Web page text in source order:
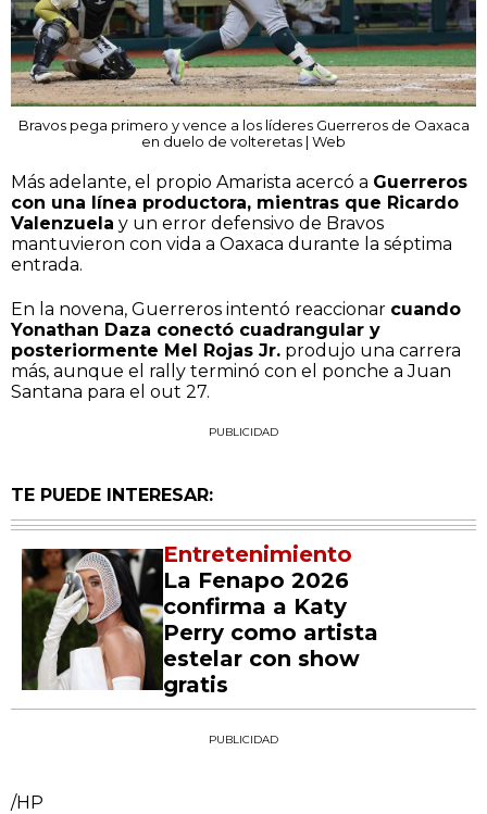
Bravos pega primero y vence a los líderes Guerreros de Oaxaca
en duelo de volteretas | Web
Más adelante, el propio Amarista acercó a Guerreros
con una línea productora, mientras que Ricardo
Valenzuela y un error defensivo de Bravos
mantuvieron con vida a Oaxaca durante la séptima
entrada.
En la novena, Guerreros intentó reaccionar cuando
Yonathan Daza conectó cuadrangular y
posteriormente Mel Rojas Jr. produjo una carrera
más, aunque el rally terminó con el ponche a Juan
Santana para el out 27.
PUBLICIDAD
TE PUEDE INTERESAR:
Entretenimiento
La Fenapo 2026
confirma a Katy
Perry como artista
estelar con show
gratis
PUBLICIDAD
/HP